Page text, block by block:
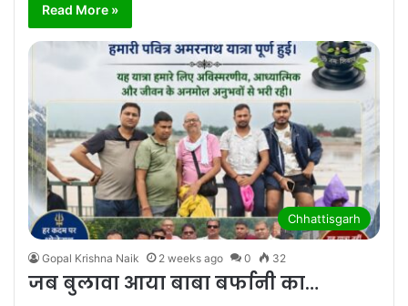
Read More »
Chhattisgarh
Gopal Krishna Naik 2 weeks ago 0 32
जब बुलावा आया बाबा बर्फानी का…